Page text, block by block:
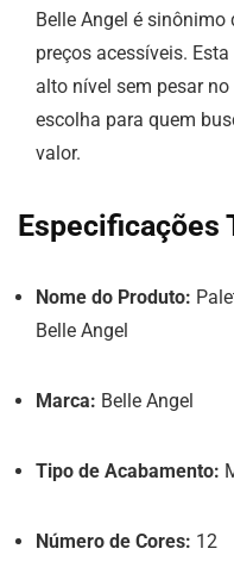
Belle Angel é sinônimo
preços acessíveis.
alto nível sem pesar
escolha para quem
valor.
Especificações
Nome do Produto:
Belle Angel
Marca: Belle Angel
Tipo de Acabamento:
Número de Cores: 12